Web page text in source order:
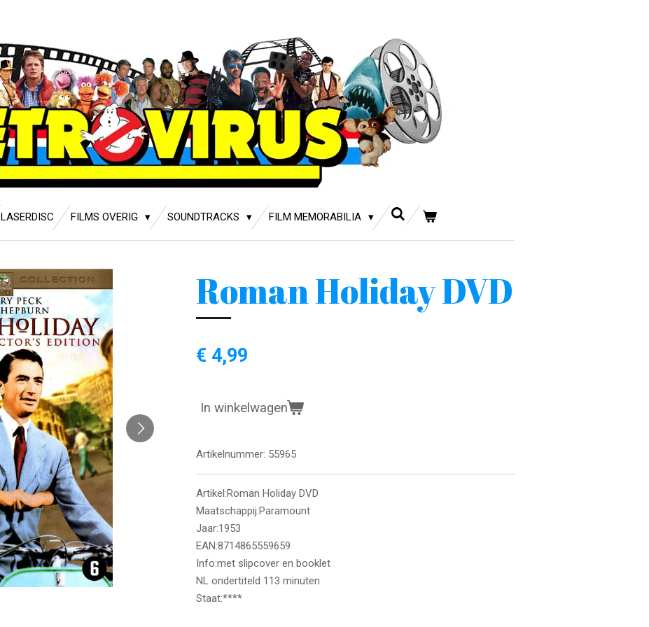
LASERDISC FILMS OVERIG SOUNDTRACKS FILM MEMORABILIA
Roman Holiday DVD
€ 4,99
In winkelwagen
Artikelnummer: 55965
Artikel:Roman Holiday DVD
Maatschappij:Paramount
Jaar:1953
EAN:8714865559659
Info:met slipcover en booklet
NL ondertiteld 113 minuten
Staat:****